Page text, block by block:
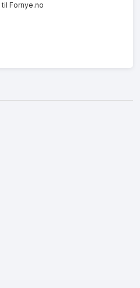
til Fornye.no